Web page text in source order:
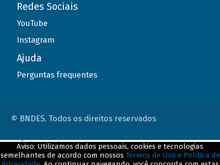
Redes Sociais
YouTube
Instagram
Ajuda
Perguntas frequentes
© BNDES. Todos os direitos reservados
Aviso: Utilizamos dados pessoais, cookies e tecnologias
semelhantes de acordo com nossos Termos de Uso e Política de
ConteÃºdo complementar
${title}${badge}